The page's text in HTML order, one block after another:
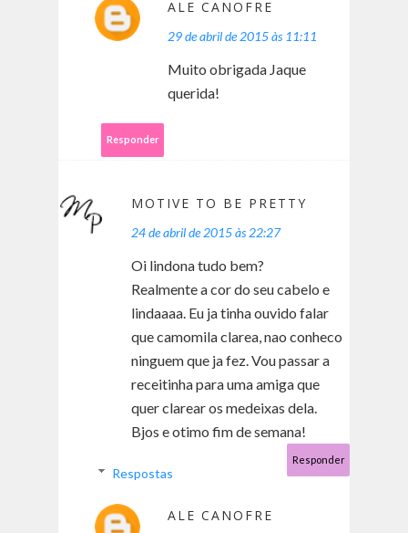
ALE CANOFRE
29 de abril de 2015 às 11:11
Muito obrigada Jaque
querida!
Responder
MOTIVE TO BE PRETTY
24 de abril de 2015 às 22:27
Oi lindona tudo bem?
Realmente a cor do seu cabelo e
lindaaaa. Eu ja tinha ouvido falar
que camomila clarea, nao conheco
ninguem que ja fez. Vou passar a
receitinha para uma amiga que
quer clarear os medeixas dela.
Bjos e otimo fim de semana!
Responder
Respostas
ALE CANOFRE